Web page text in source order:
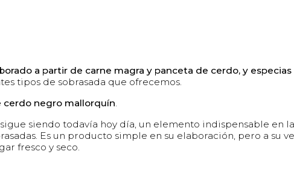
a partir de carne magra y panceta de cerdo, y
tipos de sobrasada que ofrecemos.
cerdo negro mallorquín
sigue siendo todavía hoy día, un elemento indispensable en
Es un producto simple en su elaboración, pero a su
fresco y seco.